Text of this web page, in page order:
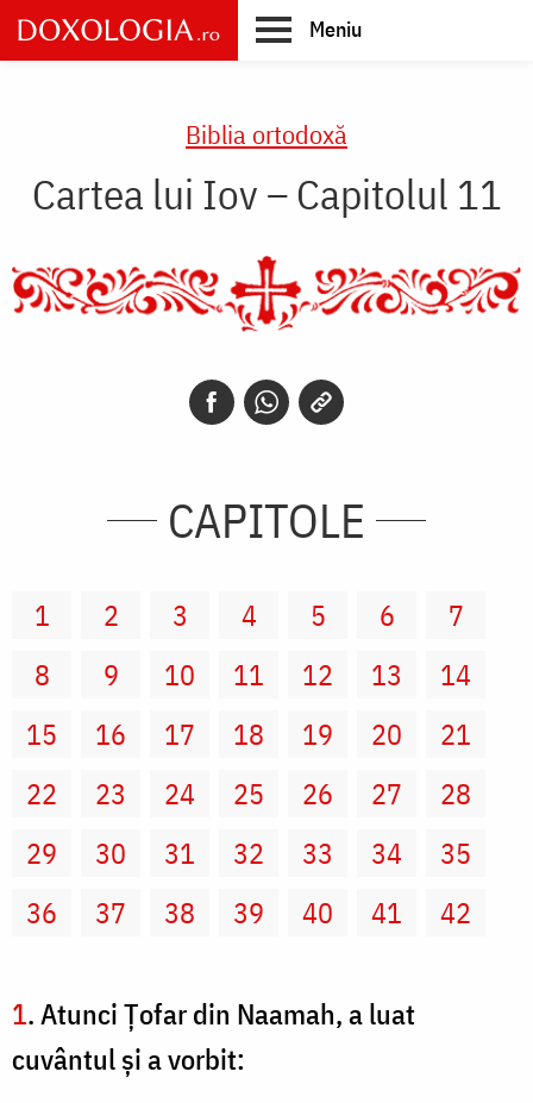
Skip
to
main
Meniu
Biblia ortodoxă
Cartea lui Iov – Capitolul 11
CAPITOLE
1 2 3 4 5 6
7
8
9 10 11 12 13
14
15
16 17 18 19 20
21
22
23 24 25 26 27
28
29
30 31 32 33 34
35
36
37 38 39 40 41 42
1. Atunci Ţofar din Naamah, a luat
cuvântul şi a vorbit: